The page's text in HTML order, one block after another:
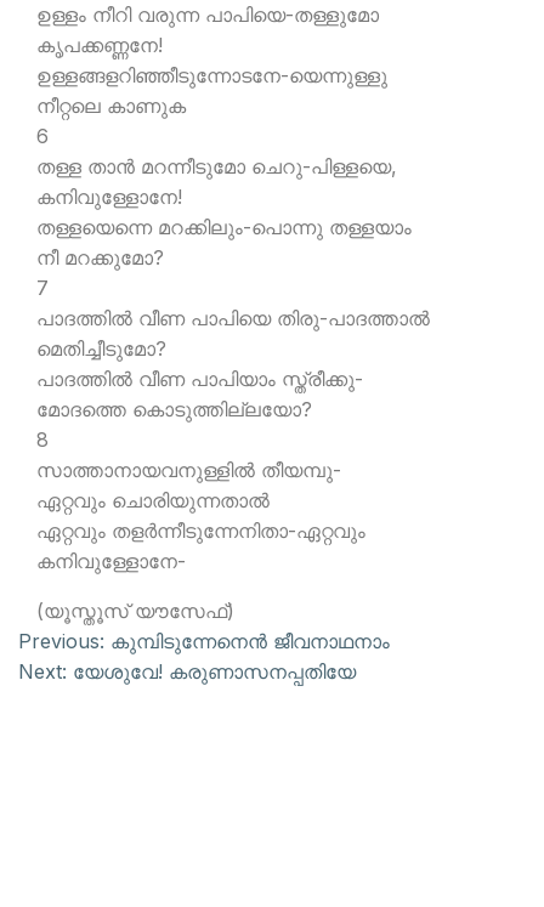
ഉള്ളം നീറി വരുന്ന പാപിയെ-തള്ളുമോ
കൃപക്കണ്ണനേ!
ഉള്ളങ്ങളറിഞ്ഞീടുന്നോടനേ-യെന്നുള്ളു
നീറ്റലെ കാണുക
6
തള്ള താന്‍ മറന്നീടുമോ ചെറു-പിള്ളയെ,
കനിവുള്ളോനേ!
തള്ളയെന്നെ മറക്കിലും-പൊന്നു തള്ളയാം
നീ മറക്കുമോ?
7
പാദത്തില്‍ വീണ പാപിയെ തിരു-പാദത്താല്‍
മെതിച്ചീടുമോ?
പാദത്തില്‍ വീണ പാപിയാം സ്ത്രീക്കു-
മോദത്തെ കൊടുത്തില്ലയോ?
8
സാത്താനായവനുള്ളില്‍ തീയമ്പു-
ഏറ്റവും ചൊരിയുന്നതാല്‍
ഏറ്റവും തളര്‍ന്നീടുന്നേനിതാ-ഏറ്റവും
കനിവുള്ളോനേ-
(യൂസ്തൂസ് യൗസേഫ്)
Previous: കുമ്പിടുന്നേനെന്‍ ജീവനാഥനാം
Next: യേശുവേ! കരുണാസനപ്പതിയേ